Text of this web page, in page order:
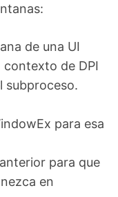
de una UI
contexto de DPI
subproceso.
para esa
para que
en